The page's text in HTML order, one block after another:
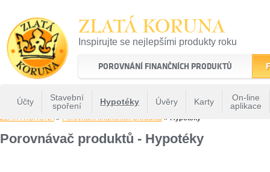
ZLATÁ KORUNA
Inspirujte se nejlepšími produkty roku
22 let tradice a kvality na finančním trhu
POROVNÁNÍ FINANČNÍCH PRODUKTŮ
Účty
Stavební
spoření
Hypotéky Úvěry Karty
On-line
aplikace
ZLATÁ KORUNA» Porovnání finančních produktů » Hypotéky
Porovnávač produktů - Hypotéky